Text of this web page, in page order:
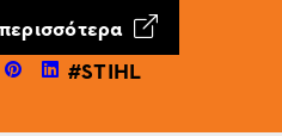
#STIHL